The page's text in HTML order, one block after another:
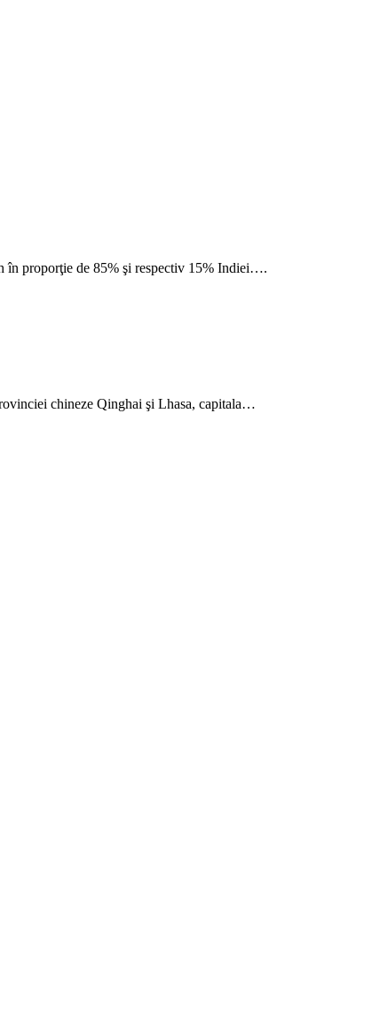
în proporţie de 85% şi respectiv 15% Indiei….
chineze Qinghai şi Lhasa, capitala…